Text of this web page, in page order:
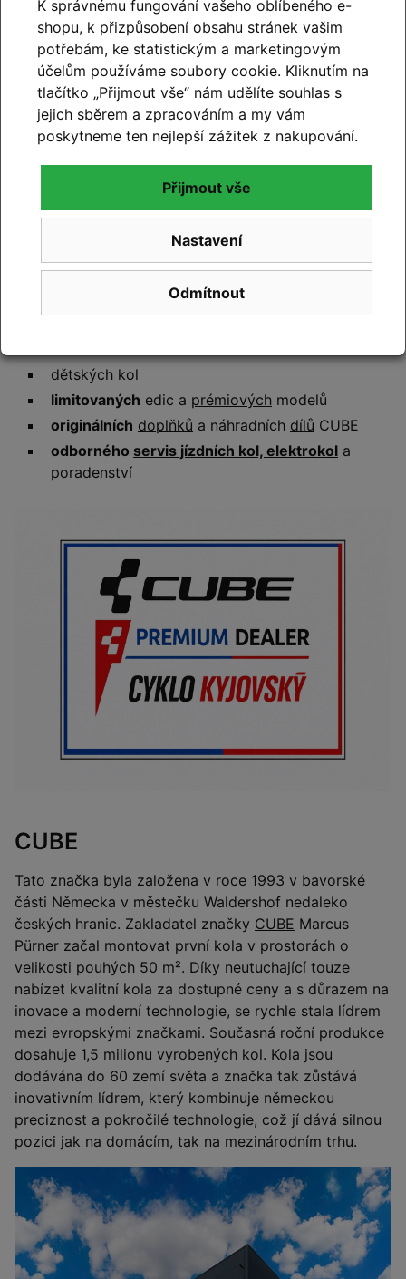
CUBE PREMIUM DEALER
ZnačkuCUBE máme v nabídce od samého vzniku naší
firmyv roce 2011a za více než patnáct let zkušeností
jsme se vypracovali mezi přední prodejce kol CUBE
České republice. Díkynejširší nabídceskladových kol
CUBE a jejich detailní znalosti vám pomůžeme vybrat
kolo, které bude nejvhodnější právě pro vás a
skutečně odpovídá vašim potřebám.
U nás najdetenejširší skladovou zásobu kol CUBE, a
sníženým rámem, trekkingová, gravel
dětských kol
limitovaných edic a prémiových modelů
originálních doplňků a náhradních dílů CUBE
odborného servis jízdních kol, elektrokol a
poradenství
CUBE
Tato značka byla založena v roce 1993 v bavorské
části Německa v městečku Waldershof nedaleko
českých hranic. Zakladatel značky CUBE Marcus
Pürner začal montovat první kola v prostorách o
velikosti pouhých 50 m². Díky neutuchající touze
nabízet kvalitní kola za dostupné ceny a s důrazem na
inovace a moderní technologie, se rychle stala lídrem
mezi evropskými značkami. Současná roční produkce
dosahuje 1,5 milionu vyrobených kol. Kola jsou
dodávána do 60 zemí světa a značka tak zůstává
inovativním lídrem, který kombinuje německou
preciznost a pokročilé technologie, což jí dává silnou
pozici jak na domácím, tak na mezinárodním trhu.
K správnému fungování vašeho oblíbeného e-
shopu, k přizpůsobení obsahu stránek vašim
potřebám, ke statistickým a marketingovým
účelům používáme soubory cookie. Kliknutím na
tlačítko „Přijmout vše“ nám udělíte souhlas s
jejich sběrem a zpracováním a my vám
poskytneme ten nejlepší zážitek z nakupování.
Odmítnout
Nastavení
Přijmout vše